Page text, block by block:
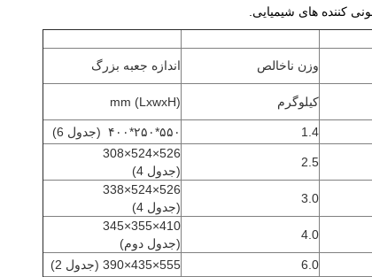
وزن ناخالص اندازه جعبه بزرگ
کیلوگرم (LxwxH) mm
1.4 ۵۵۰*۲۵۰*۴۰۰ (جدول 6)
2.5
526×524×308
(جدول 4)
3.0
526×524×338
(جدول 4)
4.0
410×355×345
(جدول دوم)
6.0
555×435×390 (جدول 2)